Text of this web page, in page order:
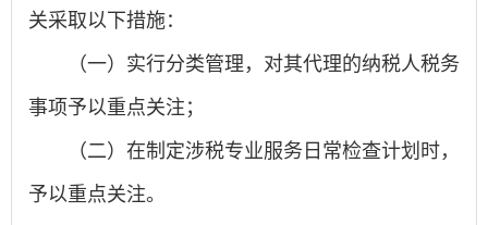
关采取以下措施：
（一）实行分类管理，对其代理的纳税人税务
事项予以重点关注；
（二）在制定涉税专业服务日常检查计划时，
予以重点关注。